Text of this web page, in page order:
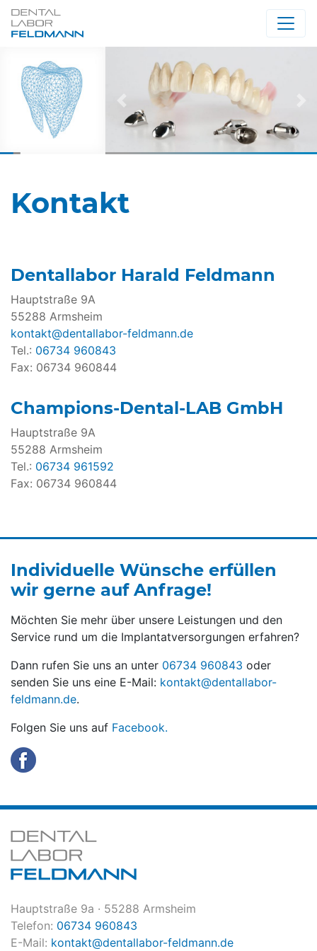
Vorherige
Kontakt
Dentallabor Harald Feldmann
Hauptstraße 9A
55288 Armsheim
kontakt@dentallabor-feldmann.de
Tel.: 06734 960843
Fax: 06734 960844
Champions-Dental-LAB GmbH
Hauptstraße 9A
55288 Armsheim
Tel.: 06734 961592
Fax: 06734 960844
Individuelle Wünsche erfüllen
wir gerne auf Anfrage!
Möchten Sie mehr über unsere Leistungen und den
Service rund um die Implantatversorgungen erfahren?
Dann rufen Sie uns an unter 06734 960843 oder
senden Sie uns eine E-Mail: kontakt@dentallabor-
feldmann.de.
Folgen Sie uns auf Facebook.
Hauptstraße 9a · 55288 Armsheim
Telefon: 06734 960843
E-Mail: kontakt@dentallabor-feldmann.de